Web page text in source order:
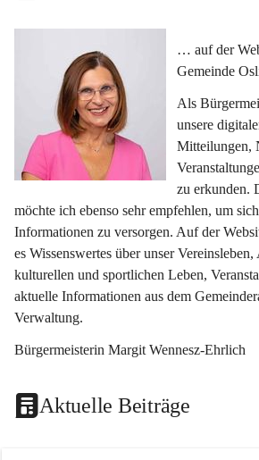
… auf der
Gemeinde
Als
unsere
Mitteilungen,
zu erkunden.
möchte ich ebenso sehr empfehlen, um
Informationen zu versorgen. Auf der
es Wissenswertes über unser
kulturellen und sportlichen Leben,
aktuelle Informationen aus dem
Verwaltung.
Bürgermeisterin Margit Wennesz-Ehrlich
Aktuelle Beiträge